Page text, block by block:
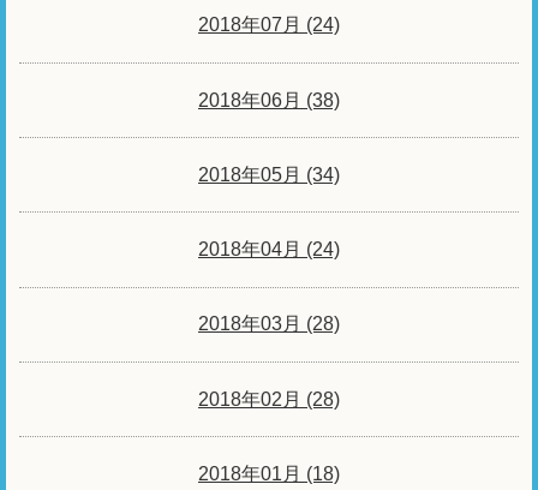
2018年07月 (24)
2018年06月 (38)
2018年05月 (34)
2018年04月 (24)
2018年03月 (28)
2018年02月 (28)
2018年01月 (18)